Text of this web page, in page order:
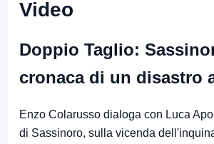
Video
Doppio Taglio:
cronaca di un disastro
Enzo Colarusso dialoga con Luca
di Sassinoro, sulla vicenda